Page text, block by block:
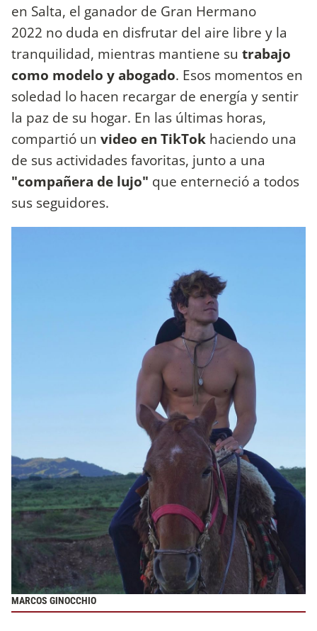
en Salta, el ganador de Gran Hermano
2022 no duda en disfrutar del aire libre y la
tranquilidad, mientras mantiene su trabajo
como modelo y abogado. Esos momentos en
soledad lo hacen recargar de energía y sentir
la paz de su hogar. En las últimas horas,
compartió un video en TikTok haciendo una
de sus actividades favoritas, junto a una
"compañera de lujo" que enterneció a todos
sus seguidores.
MARCOS GINOCCHIO